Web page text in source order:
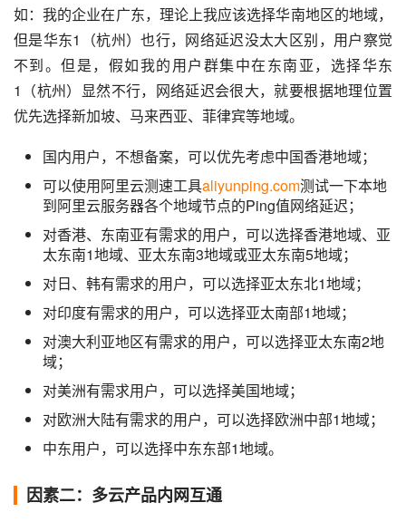
如：我的企业在广东，理论上我应该选择华南地区的地域，
但是华东1（杭州）也行，网络延迟没太大区别，用户察觉
不到。但是，假如我的用户群集中在东南亚，选择华东
1（杭州）显然不行，网络延迟会很大，就要根据地理位置
优先选择新加坡、马来西亚、菲律宾等地域。
国内用户，不想备案，可以优先考虑中国香港地域；
可以使用阿里云测速工具aliyunping.com测试一下本地
到阿里云服务器各个地域节点的Ping值网络延迟；
对香港、东南亚有需求的用户，可以选择香港地域、亚
太东南1地域、亚太东南3地域或亚太东南5地域；
对日、韩有需求的用户，可以选择亚太东北1地域；
对印度有需求的用户，可以选择亚太南部1地域；
对澳大利亚地区有需求的用户，可以选择亚太东南2地
域；
对美洲有需求用户，可以选择美国地域；
对欧洲大陆有需求的用户，可以选择欧洲中部1地域；
中东用户，可以选择中东东部1地域。
因素二：多云产品内网互通